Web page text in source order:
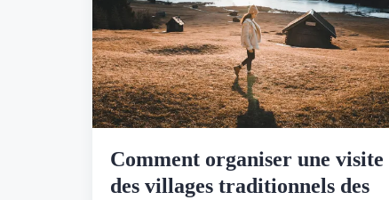
Comment organiser une visite
des villages traditionnels des